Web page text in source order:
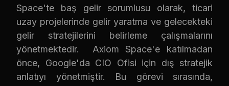
Space'te baş gelir sorumlusu olarak, ticari
uzay projelerinde gelir yaratma ve gelecekteki
gelir stratejilerini belirleme çalışmalarını
yönetmektedir. Axiom Space'e katılmadan
önce, Google'da CIO Ofisi için dış stratejik
anlatıyı yönetmiştir. Bu görevi sırasında,